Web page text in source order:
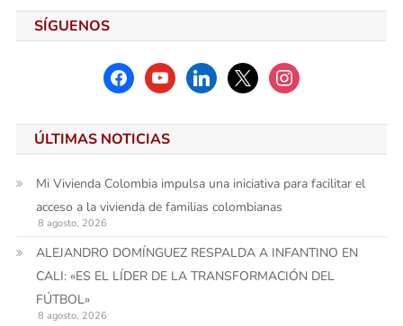
SÍGUENOS
facebookyoutubelinkedinx instagram
ÚLTIMAS NOTICIAS
Mi Vivienda Colombia impulsa una iniciativa para facilitar el
acceso a la vivienda de familias colombianas
8 agosto, 2026
ALEJANDRO DOMÍNGUEZ RESPALDA A INFANTINO EN
CALI: «ES EL LÍDER DE LA TRANSFORMACIÓN DEL
FÚTBOL»
8 agosto, 2026